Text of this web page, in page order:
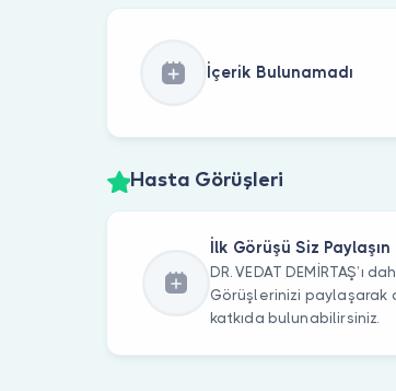
İçerik Bulunamadı
Hasta Görüşleri
İlk Görüşü Siz Paylaşın
DR. VEDAT DEMİRTAŞ’ı
Görüşlerinizi paylaşarak
katkıda bulunabilirsiniz.